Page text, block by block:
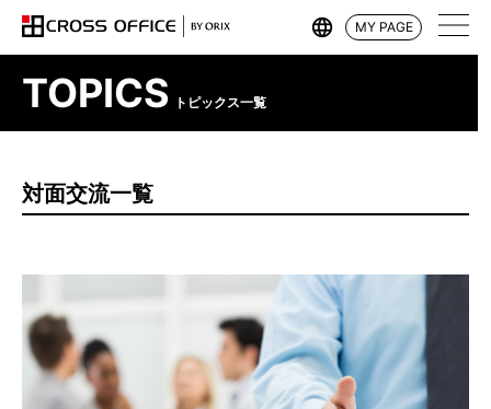
MY PAGE
TOPICS トピックス一覧
対面交流一覧